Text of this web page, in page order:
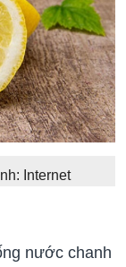
Internet
nước chanh